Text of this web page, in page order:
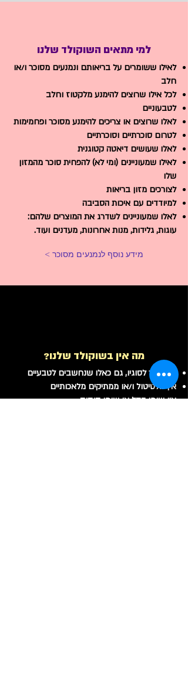
למי מתאים השוקולד שלנו
לאילו ששומרים על בריאותם ונמנעים מסוכר ו/או
חלב
לכל אילו שרוצים להימנע מלקטוז וחלב
לטבעוניים
לאלו שרוצים או צריכים להימנע מסוכר ופחמימות
לטרום סוכרתיים וסוכרתיים
לאלו שעושים דיאטה קטוגנית
לאילו שמעוניינים (ומי לא) להפחית סוכר מהמזון
שלו
לצורכים מזון בריאות
למיודדים עם איכות הסביבה
לאלו שמעוניינים לשדרג את המוצרים שלהם:
עוגות, גלידות, מנות אחרונות, מעדנים ועוד.
מידע נוסף לנמנעים מסוכר >
מה אין בשוקולד שלנו?
אין סוכר לסוגיו, גם כאלו שנחשבים לטבעיים
אין מלטיטול ו/או ממתיקים מלאכותיים
אין שומן דקל או שומן קוקוס